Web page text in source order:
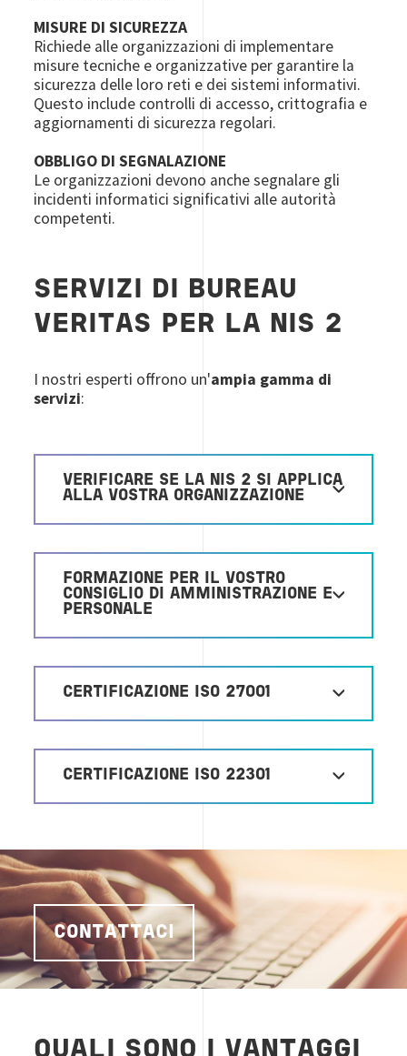
MISURE DI SICUREZZA
Richiede alle organizzazioni di implementare
misure tecniche e organizzative per garantire la
sicurezza delle loro reti e dei sistemi informativi.
Questo include controlli di accesso, crittografia e
aggiornamenti di sicurezza regolari.
OBBLIGO DI SEGNALAZIONE
Le organizzazioni devono anche segnalare gli
incidenti informatici significativi alle autorità
competenti.
SERVIZI DI BUREAU
VERITAS PER LA NIS 2
I nostri esperti offrono un'ampia gamma di
servizi:
VERIFICARE SE LA NIS 2 SI APPLICA
ALLA VOSTRA ORGANIZZAZIONE
FORMAZIONE PER IL VOSTRO
CONSIGLIO DI AMMINISTRAZIONE E
PERSONALE
CERTIFICAZIONE ISO 27001
CERTIFICAZIONE ISO 22301
CONTATTACI
QUALI SONO I VANTAGGI